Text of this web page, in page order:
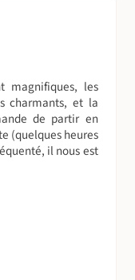
magnifiques, les
charmants, et la
de partir en
(quelques heures
il nous est